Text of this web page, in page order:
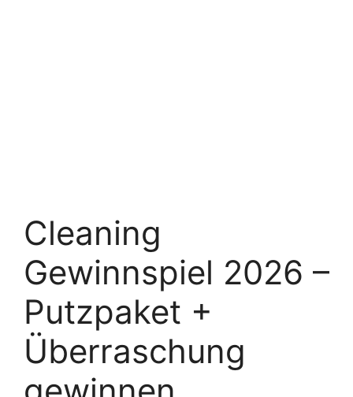
Cleaning
Gewinnspiel 2026 –
Putzpaket +
Überraschung